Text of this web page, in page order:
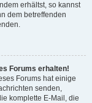
erhältst, so kannst
dem betreffenden
Forums erhalten!
Forums hat einige
senden,
komplette E-Mail, die